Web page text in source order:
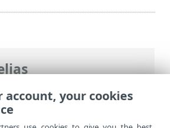
žinynas> ESET HOME>
account, your cookies